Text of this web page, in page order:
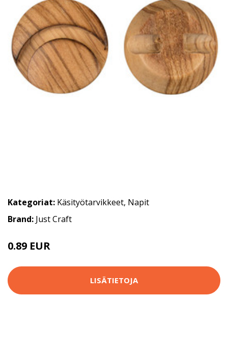
Kategoriat: Käsityötarvikkeet, Napit
Brand: Just Craft
0.89 EUR
LISÄTIETOJA